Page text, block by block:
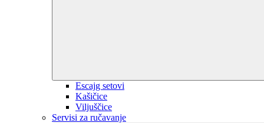
Escajg setovi
Kašičice
Viljuščice
Servisi za ručavanje